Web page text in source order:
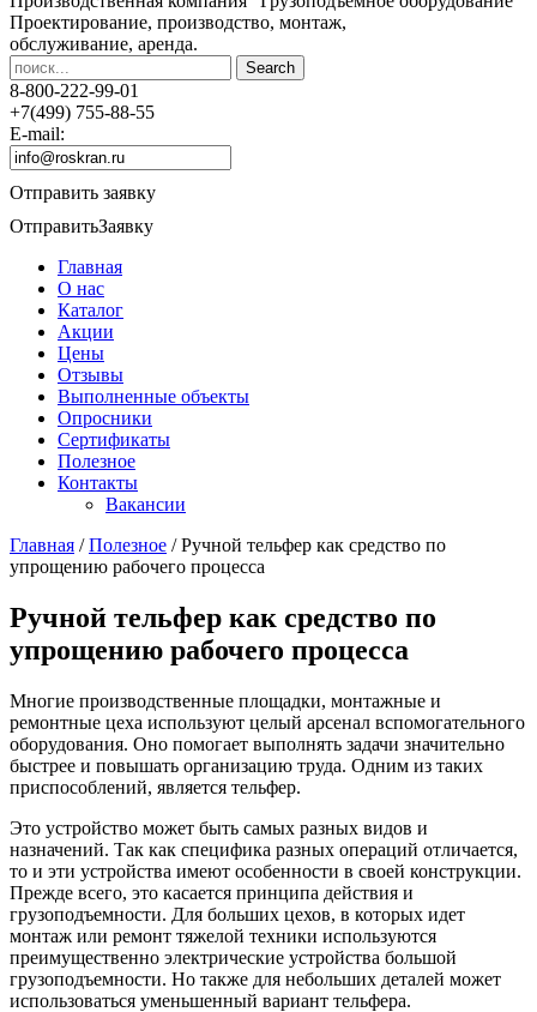
Проектирование, производство, монтаж,
обслуживание, аренда.
8-800-222-99-01
+7(499) 755-88-55
E-mail:
Отправить заявку
ОтправитьЗаявку
Главная
О нас
Каталог
Акции
Цены
Отзывы
Выполненные объекты
Опросники
Сертификаты
Полезное
Контакты
Вакансии
Главная /Полезное /Ручной тельфер как средство по
упрощению рабочего процесса
Ручной тельфер как средство по
упрощению рабочего процесса
Многие производственные площадки, монтажные и
ремонтные цеха используют целый арсенал вспомогательного
оборудования. Оно помогает выполнять задачи значительно
быстрее и повышать организацию труда. Одним из таких
приспособлений, является тельфер.
Это устройство может быть самых разных видов и
назначений. Так как специфика разных операций отличается,
то и эти устройства имеют особенности в своей конструкции.
Прежде всего, это касается принципа действия и
грузоподъемности. Для больших цехов, в которых идет
монтаж или ремонт тяжелой техники используются
преимущественно электрические устройства большой
грузоподъемности. Но также для небольших деталей может
использоваться уменьшенный вариант тельфера.